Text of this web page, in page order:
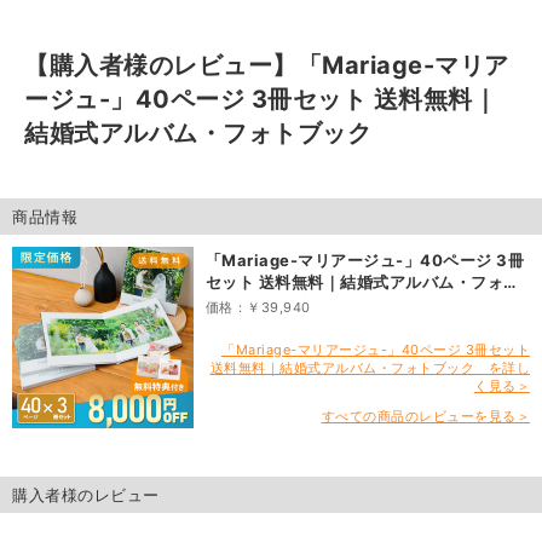
【購入者様のレビュー】
「Mariage-マリア
ージュ-」40ページ 3冊セット 送料無料｜
結婚式アルバム・フォトブック
商品情報
「Mariage-マリアージュ-」40ページ 3冊
セット 送料無料｜結婚式アルバム・フォト
ブック
価格：￥39,940
「Mariage-マリアージュ-」40ページ 3冊セット
送料無料｜結婚式アルバム・フォトブック を詳し
く見る＞
すべての商品のレビューを見る＞
購入者様のレビュー